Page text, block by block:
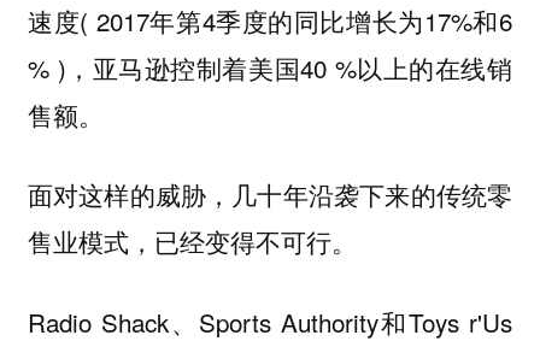
速度( 2017年第4季度的同比增长为17%和6
% )，亚马逊控制着美国40 %以上的在线销
售额。
面对这样的威胁，几十年沿袭下来的传统零
售业模式，已经变得不可行。
Radio Shack、Sports Authority和Toys r'Us